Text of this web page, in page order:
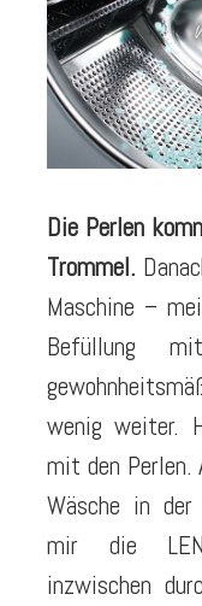
Die Perlen
Trommel.
Maschine –
Befüllung
wenig weiter.
mit den
Wäsche in
mir die
inzwischen